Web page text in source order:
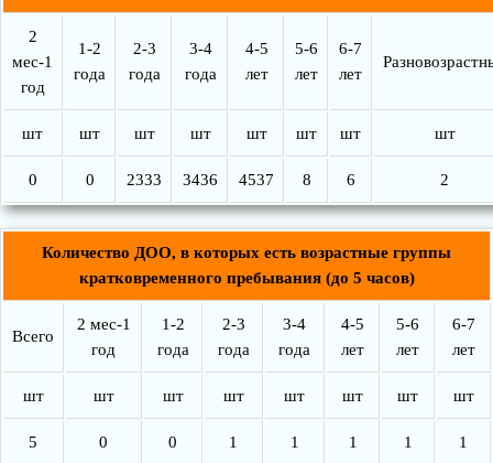
2
мес-1
год
1-2
года
2-3
года
3-4
года
4-5
лет
5-6
лет
6-7
лет
шт шт шт шт шт шт шт шт
0 0 2333 3436 4537 8 6 2
Количество ДОО, в которых есть возрастные группы
кратковременного пребывания (до 5 часов)
Всего
2 мес-1
год
1-2
года
2-3
года
3-4
года
4-5
лет
5-6
лет
6-7
лет
шт шт шт шт шт шт шт шт
5 0 0 1 1 1 1 1